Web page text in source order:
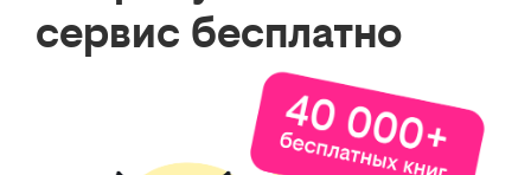
сервис бесплатно